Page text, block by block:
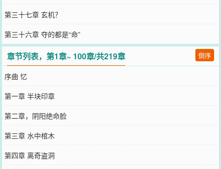
第三十七章 玄机？
第三十六章 夺的都是“命”
章节列表，第1章~ 100章/共219章 倒序
序曲 忆
第一章 半块印章
第二章，阴阳绝命脸
第三章 水中棺木
第四章 离奇盗洞